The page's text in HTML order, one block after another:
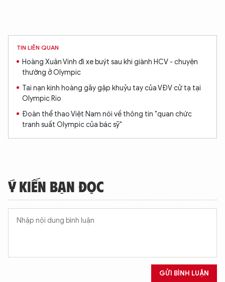
TIN LIÊN QUAN
Hoàng Xuân Vinh đi xe buýt sau khi giành HCV - chuyện
thường ở Olympic
Tai nạn kinh hoàng gãy gập khuỷu tay của VĐV cử tạ tại
Olympic Rio
Đoàn thể thao Việt Nam nói về thông tin "quan chức
tranh suất Olympic của bác sỹ"
Ý KIẾN BẠN ĐỌC
GỬI BÌNH LUẬN